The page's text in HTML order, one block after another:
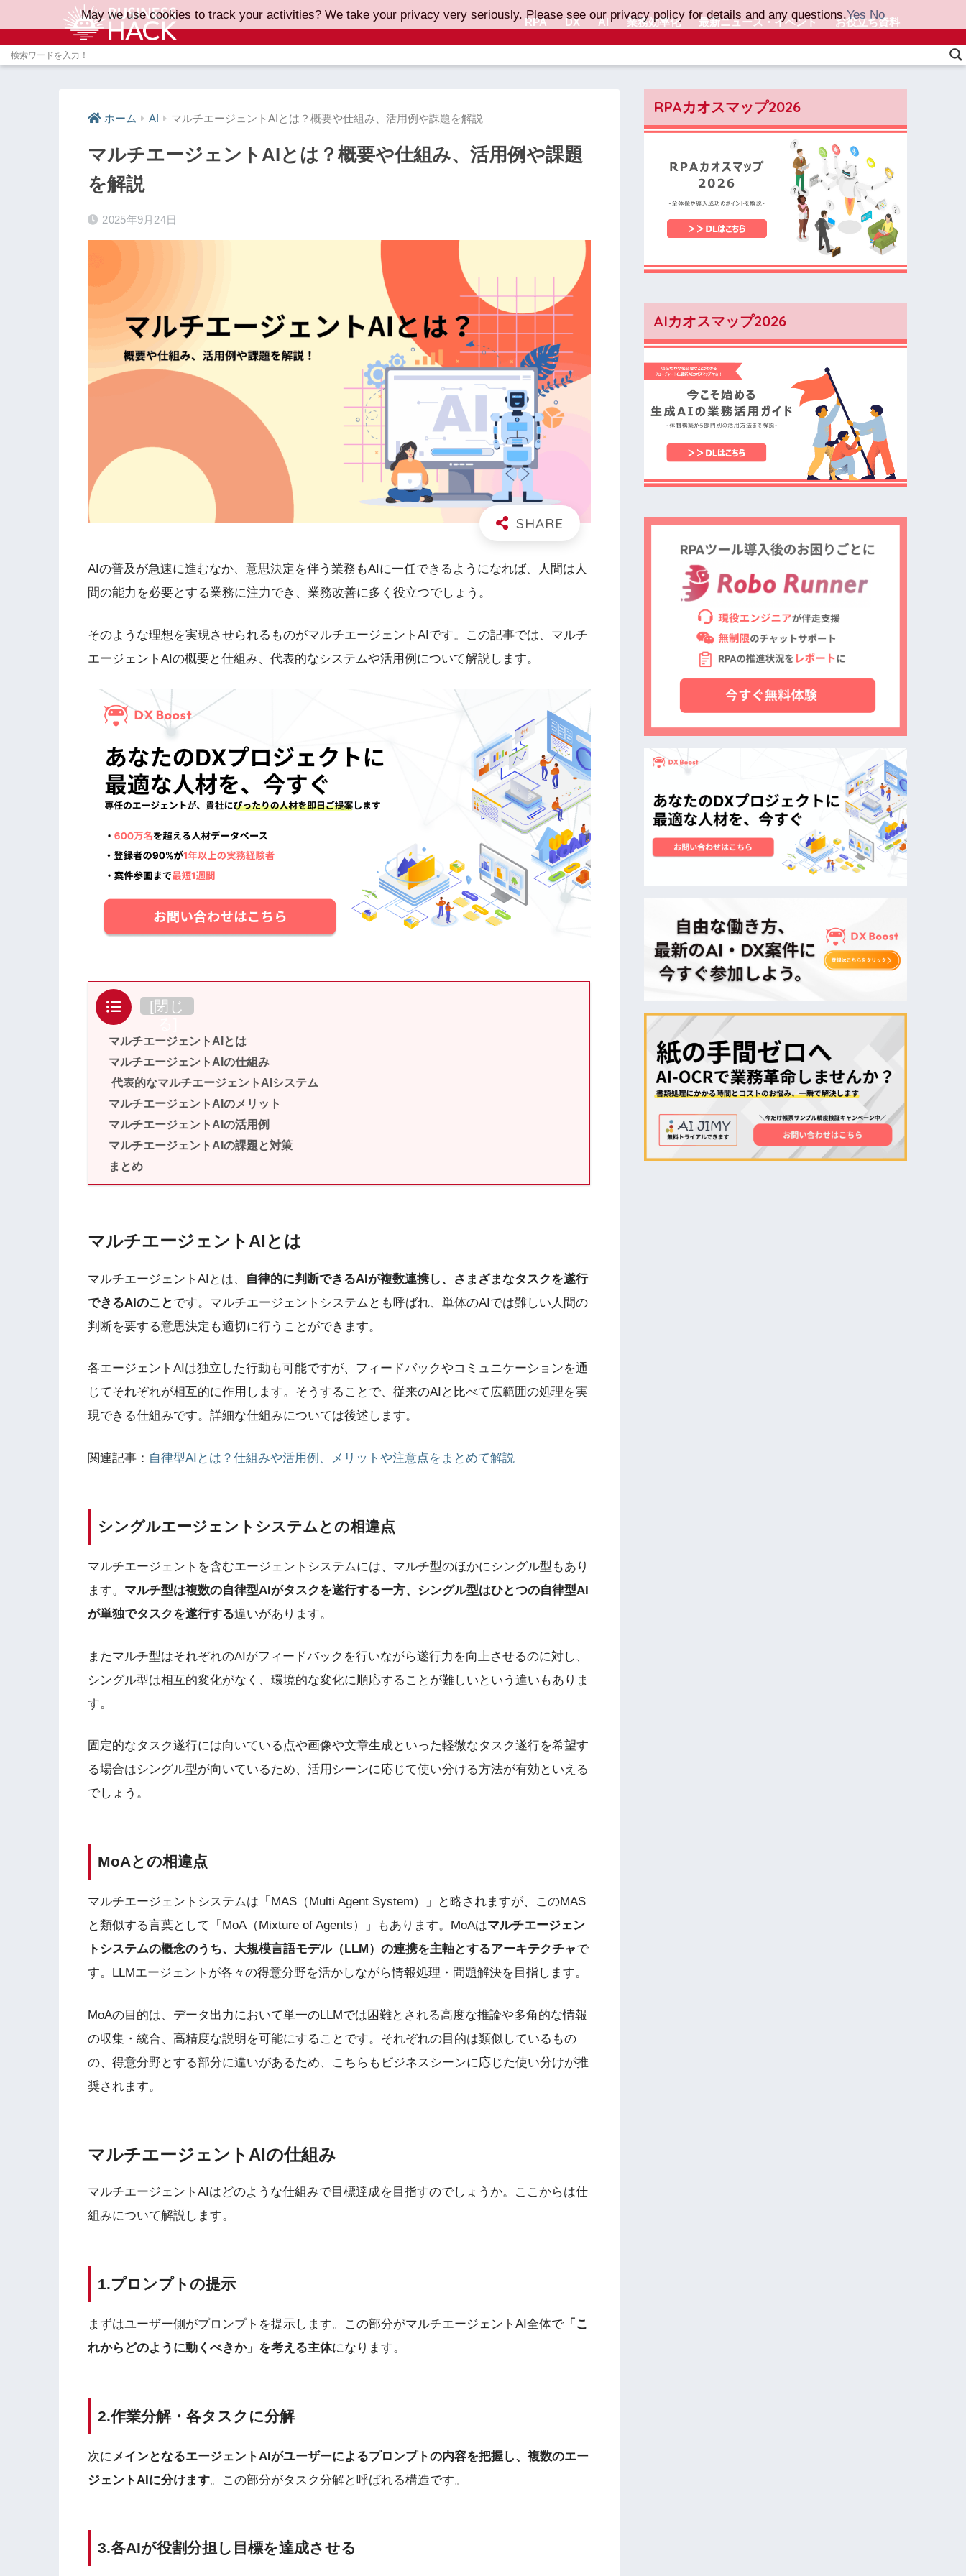
RPA DX AI 業務効率化 最新ニュース・イベント お役立ち資料
ホーム AI マルチエージェントAIとは？概要や仕組み、活用例や課題を解説
マルチエージェントAIとは？概要や仕組み、活用例や課題
を解説
2025年9月24日
AIの普及が急速に進むなか、意思決定を伴う業務もAIに一任できるようになれば、人間は人
間の能力を必要とする業務に注力でき、業務改善に多く役立つでしょう。
そのような理想を実現させられるものがマルチエージェントAIです。この記事では、マルチ
エージェントAIの概要と仕組み、代表的なシステムや活用例について解説します。
目次 [閉じ
マルチエージェントAIとは
マルチエージェントAIの仕組み
代表的なマルチエージェントAIシステム
マルチエージェントAIのメリット
マルチエージェントAIの活用例
マルチエージェントAIの課題と対策
まとめ
マルチエージェントAIとは
マルチエージェントAIとは、
自律的に判断できるAIが複数連携し、さまざまなタスクを遂行
できるAIのこと です。マルチエージェントシステムとも呼ばれ、単体のAIでは難しい人間の
判断を要する意思決定も適切に行うことができます。
各エージェントAIは独立した行動も可能ですが、フィードバックやコミュニケーションを通
じてそれぞれが相互的に作用します。そうすることで、従来のAIと比べて広範囲の処理を実
現できる仕組みです。詳細な仕組みについては後述します。
関連記事： 自律型AIとは？仕組みや活用例、メリットや注意点をまとめて解説
シングルエージェントシステムとの相違点
マルチエージェントを含むエージェントシステムには、マルチ型のほかにシングル型もあり
ます。 マルチ型は複数の自律型AIがタスクを遂行する一方、シングル型はひとつの自律型AI
が単独でタスクを遂行する違いがあります。
またマルチ型はそれぞれのAIがフィードバックを行いながら遂行力を向上させるのに対し、
シングル型は相互的変化がなく、環境的な変化に順応することが難しいという違いもありま
す。
固定的なタスク遂行には向いている点や画像や文章生成といった軽微なタスク遂行を希望す
る場合はシングル型が向いているため、活用シーンに応じて使い分ける方法が有効といえる
でしょう。
MoAとの相違点
マルチエージェントシステムは「MAS（Multi Agent System）」と略されますが、このMAS
と類似する言葉として「MoA（Mixture of Agents）」もあります。MoAはマルチエージェン
トシステムの概念のうち、大規模言語モデル（LLM）の連携を主軸とするアーキテクチャで
す。LLMエージェントが各々の得意分野を活かしながら情報処理・問題解決を目指します。
MoAの目的は、データ出力において単一のLLMでは困難とされる高度な推論や多角的な情報
の収集・統合、高精度な説明を可能にすることです。それぞれの目的は類似しているもの
の、得意分野とする部分に違いがあるため、こちらもビジネスシーンに応じた使い分けが推
奨されます。
マルチエージェントAIの仕組み
マルチエージェントAIはどのような仕組みで目標達成を目指すのでしょうか。ここからは仕
組みについて解説します。
1.プロンプトの提示
まずはユーザー側がプロンプトを提示します。この部分がマルチエージェントAI全体で 「こ
れからどのように動くべきか」を考える主体になります。
2.作業分解・各タスクに分解
次にメインとなるエージェントAIがユーザーによるプロンプトの内容を把握し、複数のエー
ジェントAIに分けます。この部分がタスク分解と呼ばれる構造です。
3.各AIが役割分担し目標を達成させる
RPAカオスマップ2026
AIカオスマップ2026
May we use cookies to track your activities? We take your privacy very seriously. Please see our privacy policy for details and any questions.Yes No